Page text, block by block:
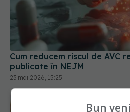
Cum reducem riscul de AVC
publicate în NEJM
23 mai 2026, 15:25
Bun